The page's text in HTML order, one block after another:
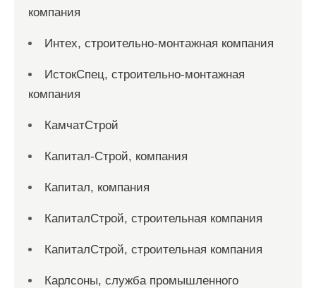
компания
Интех, строительно-монтажная компания
ИстокСпец, строительно-монтажная
компания
КамчатСтрой
Капитал-Строй, компания
Капитал, компания
КапиталСтрой, строительная компания
КапиталСтрой, строительная компания
Карлсоны, служба промышленного